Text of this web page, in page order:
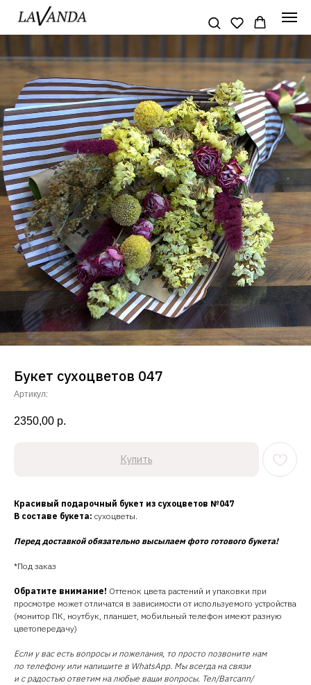
Букет сухоцветов 047
Артикул:
2350,00 р.
Купить
Красивый подарочный букет из сухоцветов №047
В составе букета: сухоцветы.
Перед доставкой обязательно высылаем фото готового букета!
*Под заказ
Обратите внимание! Оттенок цвета растений и упаковки при
просмотре может отличатся в зависимости от используемого устройства
(монитор ПК, ноутбук, планшет, мобильный телефон имеют разную
цветопередачу)
Если у вас есть вопросы и пожелания, то просто позвоните нам
по телефону или напишите в WhatsApp. Мы всегда на связи
и с радостью ответим на любые ваши вопросы. Тел/Ватсапп/